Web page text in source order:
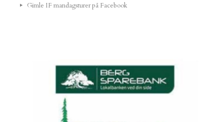
Gimle IF mandagsturer på Facebook